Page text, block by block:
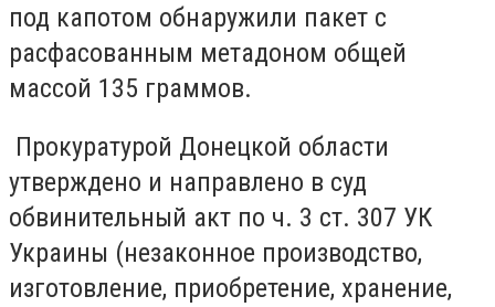
под капотом обнаружили пакет с
расфасованным метадоном общей
массой 135 граммов.
Прокуратурой Донецкой области
утверждено и направлено в суд
обвинительный акт по ч. 3 ст. 307 УК
Украины (незаконное производство,
изготовление, приобретение, хранение,